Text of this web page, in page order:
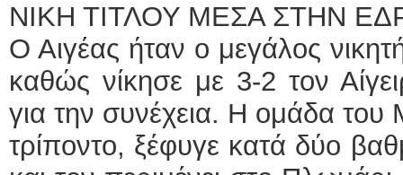
ΝΙΚΗ ΤΙΤΛΟΥ ΜΕΣΑ ΣΤΗΝ
Ο Αιγέας ήταν ο μεγάλος
καθώς νίκησε με 3-2 τον
για την συνέχεια. Η ομάδα του
τρίποντο, ξέφυγε κατά δύο